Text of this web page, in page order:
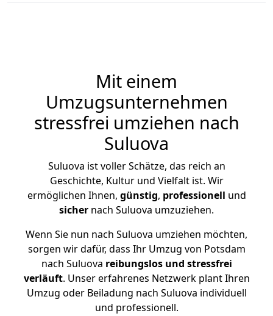
Mit einem
Umzugsunternehmen
stressfrei umziehen nach
Suluova
Suluova ist voller Schätze, das reich an
Geschichte, Kultur und Vielfalt ist. Wir
ermöglichen Ihnen, günstig, professionell und
sicher nach Suluova umzuziehen.
Wenn Sie nun nach Suluova umziehen möchten,
sorgen wir dafür, dass Ihr Umzug von Potsdam
nach Suluova reibungslos und stressfrei
verläuft. Unser erfahrenes Netzwerk plant Ihren
Umzug oder Beiladung nach Suluova individuell
und professionell.